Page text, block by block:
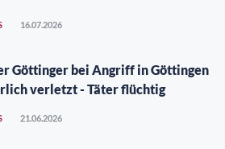
16.07.2026
Göttinger bei Angriff in Göttingen
verletzt - Täter flüchtig
21.06.2026